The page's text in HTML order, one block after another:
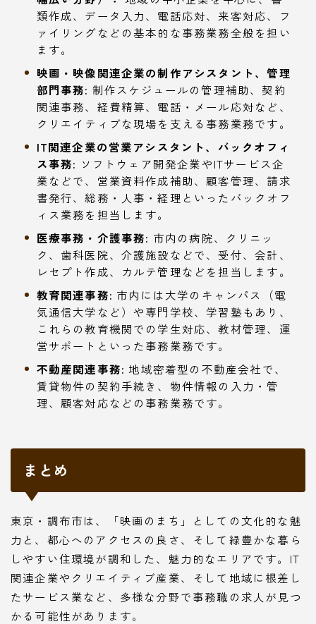
類作成、データ入力、電話応対、来客対応、フ
ァイリングなどの基本的な事務業務全般を担い
ます。
映画・映像関連企業の制作アシスタント、管理
部門事務: 制作スケジュールの管理補助、契約
関連事務、経費精算、電話・メール応対など、
クリエイティブな現場を支える事務業務です。
IT関連企業の営業アシスタント、バックオフィ
ス事務: ソフトウェア開発企業やITサービス企
業などで、営業資料作成補助、顧客管理、請求
書発行、総務・人事・経理といったバックオフ
ィス業務を担当します。
医療事務・介護事務: 市内の病院、クリニッ
ク、歯科医院、介護施設などで、受付、会計、
レセプト作成、カルテ管理などを担当します。
教育関連事務: 市内には大学のキャンパス（電
気通信大学など）や専門学校、学習塾もあり、
これらの教育機関での学生対応、教材管理、運
営サポートといった事務業務です。
不動産関連事務: 地域密着型の不動産会社で、
賃貸物件の契約手続き、物件情報の入力・管
理、顧客対応などの事務業務です。
まとめ
東京・調布市は、「映画のまち」としての文化的な魅
力と、都心へのアクセスの良さ、そして緑豊かな暮ら
しやすい住環境が調和した、魅力的なエリアです。IT
関連企業やクリエイティブ産業、そして地域に根差し
たサービス業など、多様な分野で事務職の求人が見つ
かる可能性があります。